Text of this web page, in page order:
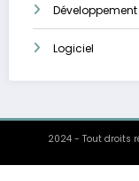
Développement
Logiciel
2024 - Tout droits